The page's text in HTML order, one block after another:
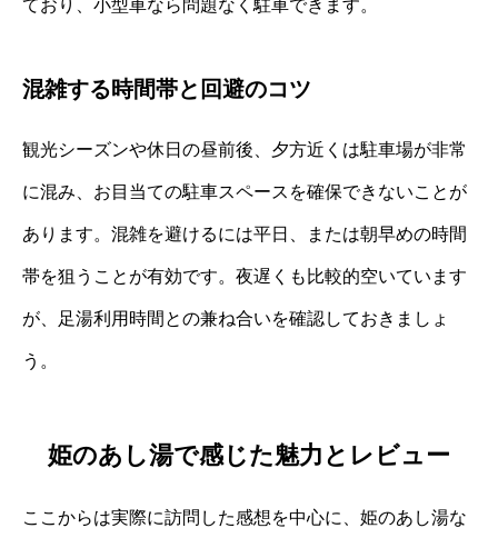
ており、小型車なら問題なく駐車できます。
混雑する時間帯と回避のコツ
観光シーズンや休日の昼前後、夕方近くは駐車場が非常
に混み、お目当ての駐車スペースを確保できないことが
あります。混雑を避けるには平日、または朝早めの時間
帯を狙うことが有効です。夜遅くも比較的空いています
が、足湯利用時間との兼ね合いを確認しておきましょ
う。
姫のあし湯で感じた魅力とレビュー
ここからは実際に訪問した感想を中心に、姫のあし湯な